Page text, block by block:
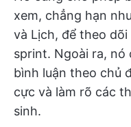
xem, chẳng hạn
và Lịch, để theo
sprint. Ngoài ra, nó
bình luận theo chủ
cực và làm rõ các
sinh.